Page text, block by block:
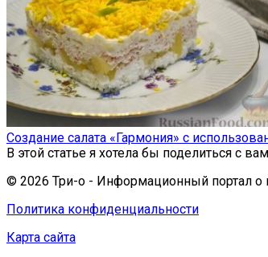
Создание салата «Гармония» с
В этой статье я хотела бы поделиться с
© 2026 Три-о - Информационный портал о
Политика конфиденциальности
Карта сайта